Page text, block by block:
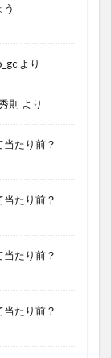
より
則 より
たり前？
たり前？
たり前？
たり前？